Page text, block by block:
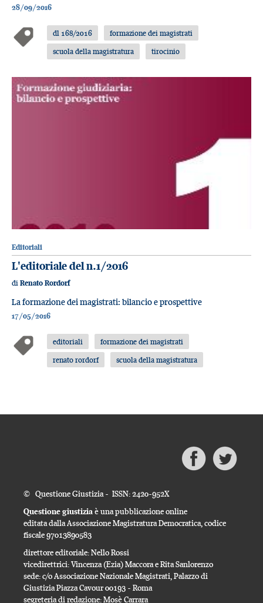
28/09/2016
dl 168/2016
formazione dei magistrati
scuola della magistratura
tirocinio
Editoriali
L'editoriale del n.1/2016
di Renato Rordorf
La formazione dei magistrati: bilancio e prospettive
17/05/2016
editoriali
formazione dei magistrati
renato rordorf
scuola della magistratura
© Questione Giustizia - ISSN: 2420-952X
Questione giustiziaè una pubblicazione online
editata dalla Associazione Magistratura Democratica, codice
fiscale 97013890583
direttore editoriale: Nello Rossi
vicedirettrici: Vincenza (Ezia) Maccora e Rita Sanlorenzo
sede: c/o Associazione Nazionale Magistrati, Palazzo di
Giustizia Piazza Cavour 00193 - Roma
segreteria di redazione: Mosè Carrara